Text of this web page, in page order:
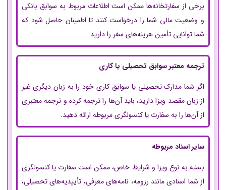
برخی از سفارتخانه‌ها ممکن است اطلاعات مربوط به سوابق بانکی
و وضعیت مالی شما را درخواست کنند تا اطمینان حاصل شود که
شما توانایی تأمین هزینه‌های سفر را دارید.
ترجمه معتبر سوابق تحصیلی یا کاری
اگر شما مدارک تحصیلی یا سوابق کاری خود را به زبان دیگری غیر
از زبان مقصد ویزا دارید، باید آن‌ها را ترجمه کرده و ترجمه معتبری
از آن‌ها را به سفارت یا کنسولگری مربوطه ارائه دهید.
سایر اسناد مربوطه
بسته به نوع ویزا و شرایط خاص، ممکن است سفارت یا کنسولگری
از شما اسنادی مانند رزومه، نامه‌های معرفی، تأییدیه‌های تحصیلی،